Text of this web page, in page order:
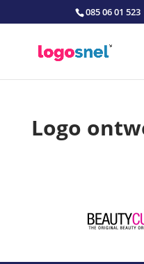
085 06 01 523
Logo